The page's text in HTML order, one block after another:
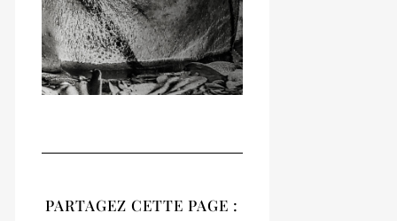
NATIVES
Notre recueil 2020
PARTAGEZ CETTE PAGE :